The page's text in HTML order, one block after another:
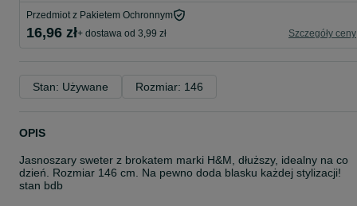
Przedmiot z Pakietem Ochronnym
16,96 zł+ dostawa od 3,99 zł Szczegóły ceny
Stan: Używane Rozmiar: 146
OPIS
Jasnoszary sweter z brokatem marki H&M, dłuższy, idealny na co
dzień. Rozmiar 146 cm. Na pewno doda blasku każdej stylizacji!
stan bdb